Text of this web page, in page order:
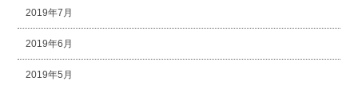
2019年7月
2019年6月
2019年5月